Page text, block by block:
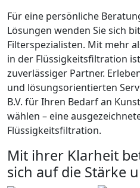
Für eine persönliche
Lösungen wenden Sie sich
Filterspezialisten. Mit mehr
in der Flüssigkeitsfiltration ist
zuverlässiger Partner.
und lösungsorientierten
B.V. für Ihren Bedarf an
wählen – eine
Flüssigkeitsfiltration.
Mit ihrer Klarheit
sich auf die Stärke